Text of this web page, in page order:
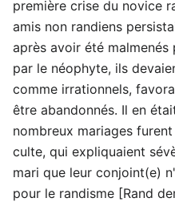
première crise du novice
amis non randiens
après avoir été
par le néophyte, ils
comme irrationnels,
être abandonnés. Il en
nombreux mariages
culte, qui expliquaient
mari que leur conjoint(e)
pour le randisme [Rand